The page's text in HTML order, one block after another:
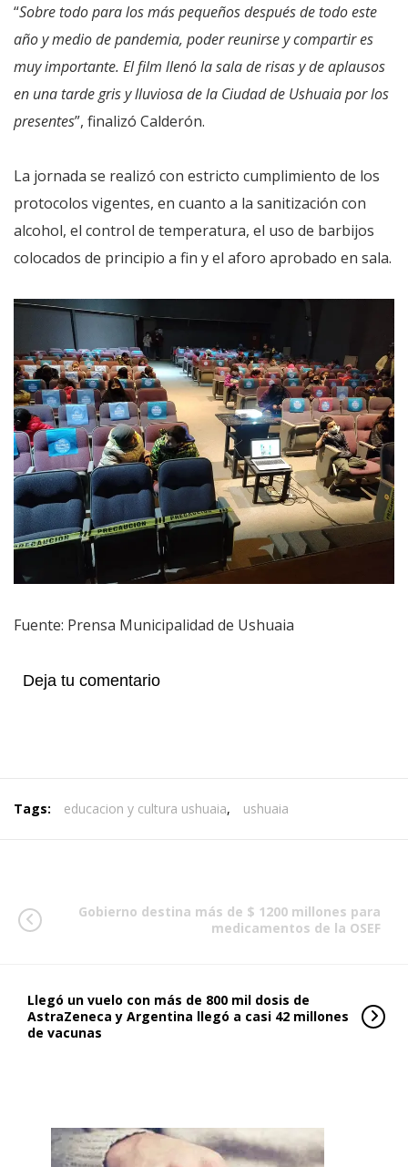
“Sobre todo para los más pequeños después de todo este
año y medio de pandemia, poder reunirse y compartir es
muy importante. El film llenó la sala de risas y de aplausos
en una tarde gris y lluviosa de la Ciudad de Ushuaia por los
presentes”, finalizó Calderón.
La jornada se realizó con estricto cumplimiento de los
protocolos vigentes, en cuanto a la sanitización con
alcohol, el control de temperatura, el uso de barbijos
colocados de principio a fin y el aforo aprobado en sala.
Fuente: Prensa Municipalidad de Ushuaia
Deja tu comentario
Tags: educacion y cultura ushuaia, ushuaia
Gobierno destina más de $ 1200 millones para
medicamentos de la OSEF
Llegó un vuelo con más de 800 mil dosis de
AstraZeneca y Argentina llegó a casi 42 millones
de vacunas